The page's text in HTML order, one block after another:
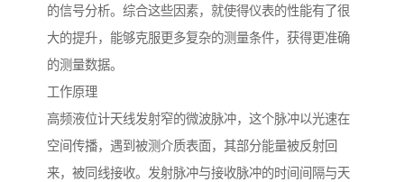
的信号分析。综合这些因素，就使得仪表的性能有了很
大的提升，能够克服更多复杂的测量条件，获得更准确
的测量数据。
工作原理
高频液位计天线发射窄的微波脉冲，这个脉冲以光速在
空间传播，遇到被测介质表面，其部分能量被反射回
来，被同线接收。发射脉冲与接收脉冲的时间间隔与天